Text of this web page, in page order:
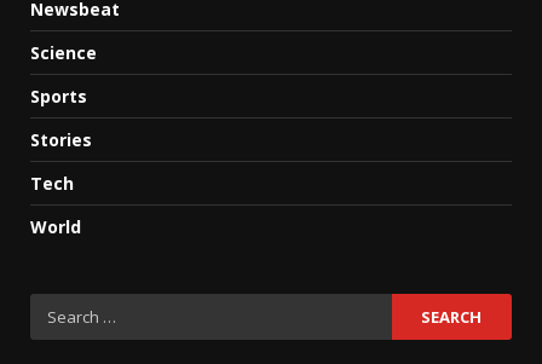
Newsbeat
Science
Sports
Stories
Tech
World